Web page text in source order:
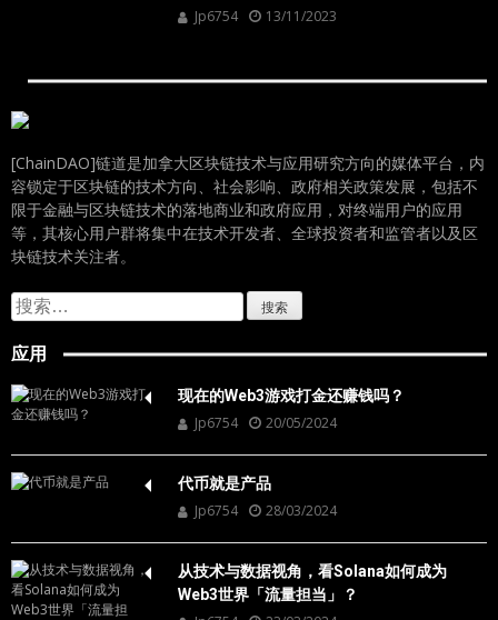
Jp6754 13/11/2023
[ChainDAO]链道是加拿大区块链技术与应用研究方向的媒体平台，内
容锁定于区块链的技术方向、社会影响、政府相关政策发展，包括不
限于金融与区块链技术的落地商业和政府应用，对终端用户的应用
等，其核心用户群将集中在技术开发者、全球投资者和监管者以及区
块链技术关注者。
搜
索：
应用
现在的Web3游戏打金还赚钱吗？
Jp6754 20/05/2024
代币就是产品
Jp6754 28/03/2024
从技术与数据视角，看Solana如何成为
Web3世界「流量担当」？